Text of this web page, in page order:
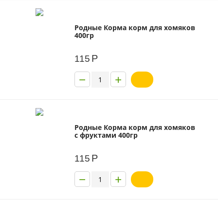
Родные Корма корм для хомяков
400гр
115 Р
+
−
Родные Корма корм для хомяков
с фруктами 400гр
115 Р
+
−